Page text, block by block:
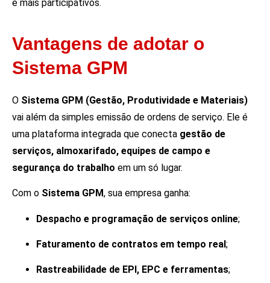
e mais participativos.
Vantagens de adotar o
Sistema GPM
O Sistema GPM (Gestão, Produtividade e Materiais)
vai além da simples emissão de ordens de serviço. Ele é
uma plataforma integrada que conecta gestão de
serviços, almoxarifado, equipes de campo e
segurança do trabalho em um só lugar.
Com o Sistema GPM, sua empresa ganha:
Despacho e programação de serviços online;
Faturamento de contratos em tempo real;
Rastreabilidade de EPI, EPC e ferramentas;